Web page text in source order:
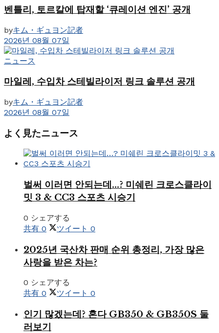
벤틀리, 토르칼에 탑재할 ‘큐레이션 엔진’ 공개
byキム・ギュヨン記者
2026년 08월 07일
ニュース
마일레, 수입차 스테빌라이저 링크 솔루션 공개
byキム・ギュヨン記者
2026년 08월 07일
よく見たニュース
벌써 이러면 안되는데…? 미쉐린 크로스클라이
밋 3 & CC3 스포츠 시승기
0 シェアする
共有 0 ツイート 0
2025년 국산차 판매 순위 총정리, 가장 많은
사랑을 받은 차는?
0 シェアする
共有 0 ツイート 0
인기 많겠는데? 혼다 GB350 & GB350S 둘
러보기